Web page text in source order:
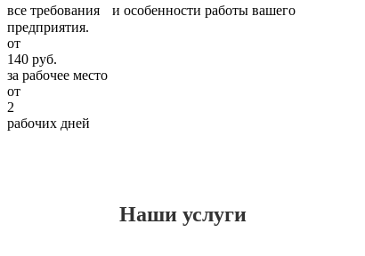
все требования и особенности работы вашего
предприятия.
от
140 руб.
за рабочее место
от
2
рабочих дней
Наши услуги